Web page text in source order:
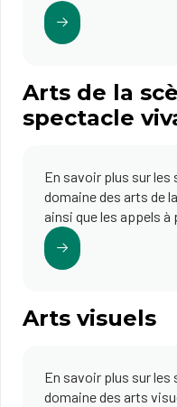
Arts de la
spectacle
En savoir plus sur
domaine des arts de
ainsi que les appels
Arts visuels
En savoir plus sur
domaine des arts